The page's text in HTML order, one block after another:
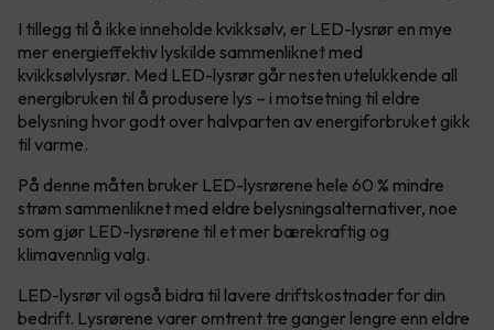
I tillegg til å ikke inneholde kvikksølv, er LED-lysrør en mye
mer energieffektiv lyskilde sammenliknet med
kvikksølvlysrør. Med LED-lysrør går nesten utelukkende all
energibruken til å produsere lys – i motsetning til eldre
belysning hvor godt over halvparten av energiforbruket gikk
til varme.
På denne måten bruker LED-lysrørene hele 60 % mindre
strøm sammenliknet med eldre belysningsalternativer, noe
som gjør LED-lysrørene til et mer bærekraftig og
klimavennlig valg.
LED-lysrør vil også bidra til lavere driftskostnader for din
bedrift. Lysrørene varer omtrent tre ganger lengre enn eldre